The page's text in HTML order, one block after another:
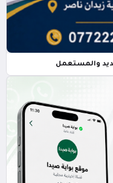
والمستعمل